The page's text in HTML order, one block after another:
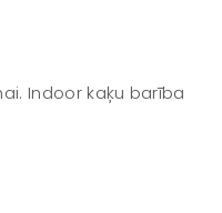
Indoor kaķu barība